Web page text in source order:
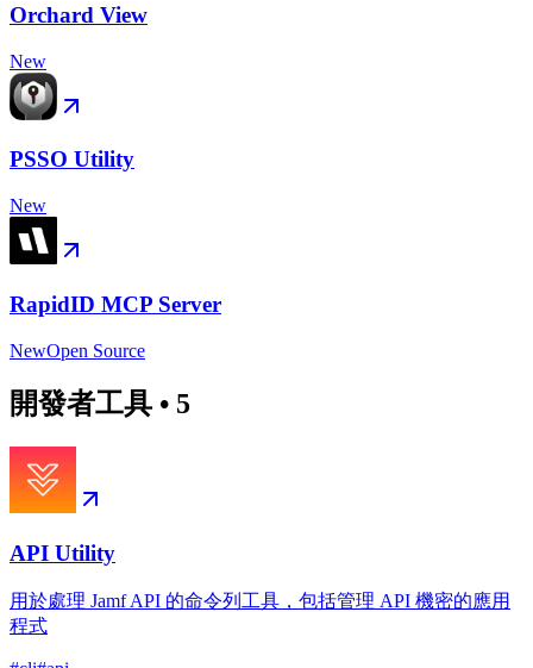
Orchard View
New
PSSO Utility
New
RapidID MCP Server
NewOpen Source
開發者工具 • 5
API Utility
用於處理 Jamf API 的命令列工具，包括管理 API 機密的應用
程式